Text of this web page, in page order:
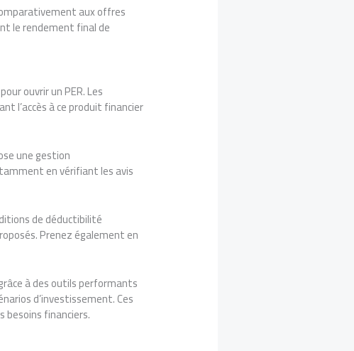
aux offres
le rendement final de
ouvrir un PER. Les
l’accès à ce produit financier
une gestion
en vérifiant les avis
de déductibilité
Prenez également en
à des outils performants
d’investissement. Ces
financiers.